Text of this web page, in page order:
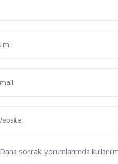
Daha sonraki yorumlarımda